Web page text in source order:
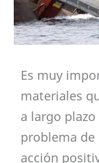
Es muy
materiales
a largo
problema
acción